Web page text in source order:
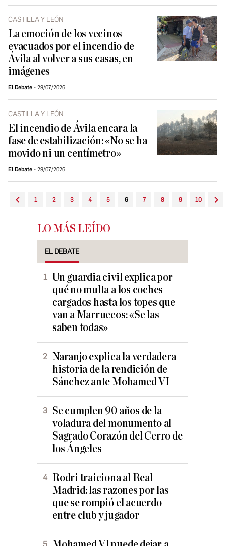
CASTILLA Y LEÓN
La emoción de los vecinos
evacuados por el incendio de
Ávila al volver a sus casas, en
imágenes
El Debate 29/07/2026
CASTILLA Y LEÓN
El incendio de Ávila encara la
fase de estabilización: «No se ha
movido ni un centímetro»
El Debate 29/07/2026
1 2 3 4 5 6 7 8 9 10
LO MÁS LEÍDO
EL DEBATE
Un guardia civil explica por
qué no multa a los coches
cargados hasta los topes que
van a Marruecos: «Se las
saben todas»
Naranjo explica la verdadera
historia de la rendición de
Sánchez ante Mohamed VI
Se cumplen 90 años de la
voladura del monumento al
Sagrado Corazón del Cerro de
los Ángeles
Rodri traiciona al Real
Madrid: las razones por las
que se rompió el acuerdo
entre club y jugador